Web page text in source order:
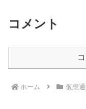
コメント
ホーム 仮想